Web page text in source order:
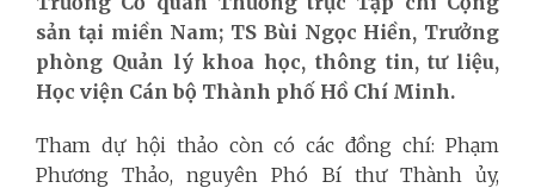
sản tại miền Nam; TS Bùi Ngọc Hiền, Trưởng
phòng Quản lý khoa học, thông tin, tư liệu,
Học viện Cán bộ Thành phố Hồ Chí Minh.
Tham dự hội thảo còn có các đồng chí: Phạm
Phương Thảo, nguyên Phó Bí thư Thành ủy,